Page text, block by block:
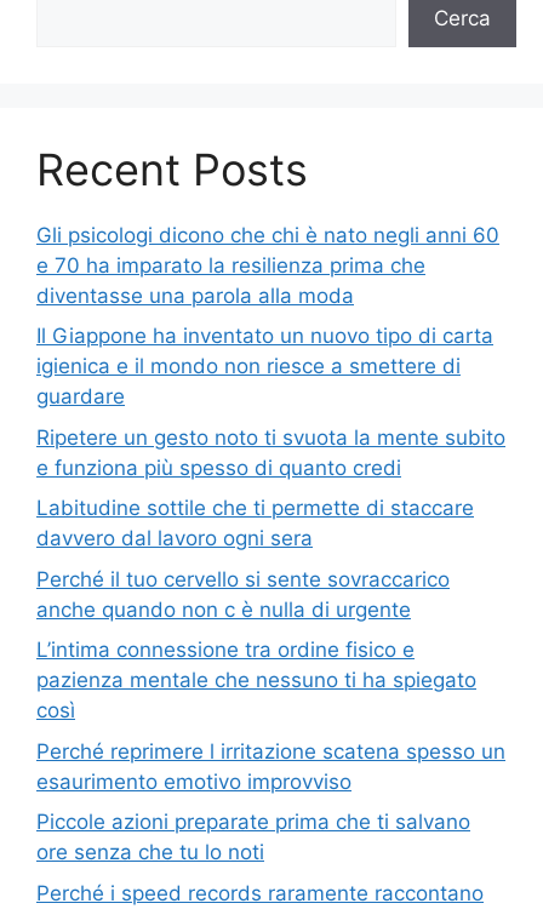
Cerca
Recent Posts
Gli psicologi dicono che chi è nato negli anni 60
e 70 ha imparato la resilienza prima che
diventasse una parola alla moda
Il Giappone ha inventato un nuovo tipo di carta
igienica e il mondo non riesce a smettere di
guardare
Ripetere un gesto noto ti svuota la mente subito
e funziona più spesso di quanto credi
Labitudine sottile che ti permette di staccare
davvero dal lavoro ogni sera
Perché il tuo cervello si sente sovraccarico
anche quando non c è nulla di urgente
L’intima connessione tra ordine fisico e
pazienza mentale che nessuno ti ha spiegato
così
Perché reprimere l irritazione scatena spesso un
esaurimento emotivo improvviso
Piccole azioni preparate prima che ti salvano
ore senza che tu lo noti
Perché i speed records raramente raccontano